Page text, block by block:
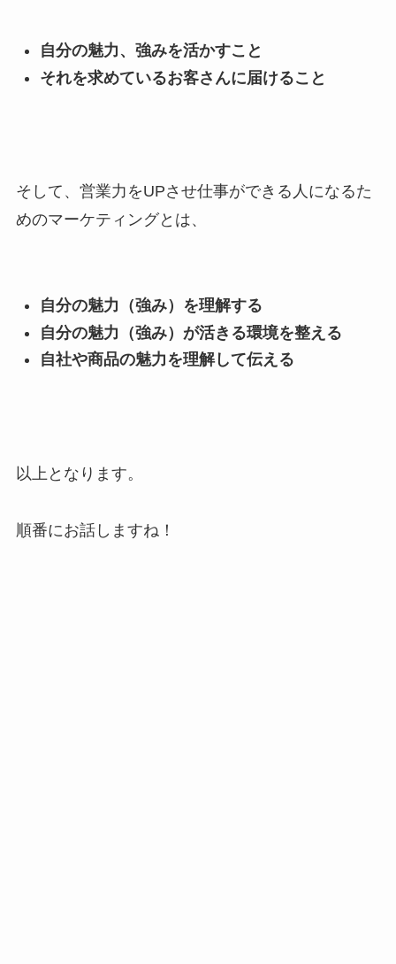
自分の魅力、強みを活かすこと
それを求めているお客さんに届けること
そして、営業力をUPさせ仕事ができる人になるた
めのマーケティングとは、
自分の魅力（強み）を理解する
自分の魅力（強み）が活きる環境を整える
自社や商品の魅力を理解して伝える
以上となります。
順番にお話しますね！